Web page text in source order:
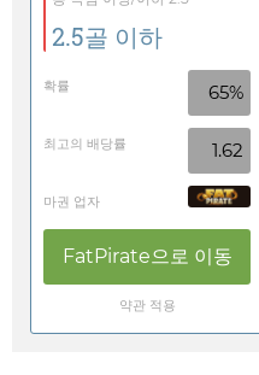
2.5골 이하
확률 65%
최고의 배당률 1.62
마권 업자
FatPirate으로 이동
약관 적용